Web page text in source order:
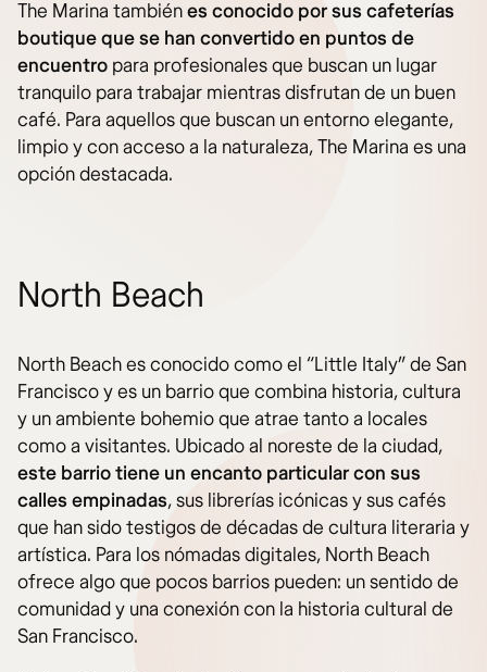
The Marina tambiénes conocido por sus cafeterías
boutique que se han convertido en puntos de
encuentro para profesionales que buscan un lugar
tranquilo para trabajar mientras disfrutan de un buen
café. Para aquellos que buscan un entorno elegante,
limpio y con acceso a la naturaleza, The Marina es una
opción destacada.
North Beach
North Beach es conocido como el “Little Italy” de San
Francisco y es un barrio que combina historia, cultura
y un ambiente bohemio que atrae tanto a locales
como a visitantes. Ubicado al noreste de la ciudad,
este barrio tiene un encanto particular con sus
calles empinadas, sus librerías icónicas y sus cafés
que han sido testigos de décadas de cultura literaria y
artística. Para los nómadas digitales, North Beach
ofrece algo que pocos barrios pueden: un sentido de
comunidad y una conexión con la historia cultural de
San Francisco.